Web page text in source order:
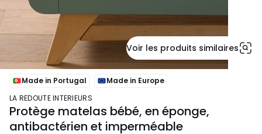
Voir les produits similaires
Made in Portugal
Made in Europe
LA REDOUTE INTERIEURS
Protège matelas bébé, en éponge,
antibactérien et imperméable